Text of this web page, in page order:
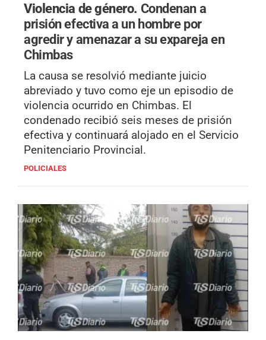
Violencia de género. Condenan a
prisión efectiva a un hombre por
agredir y amenazar a su expareja en
Chimbas
La causa se resolvió mediante juicio
abreviado y tuvo como eje un episodio de
violencia ocurrido en Chimbas. El
condenado recibió seis meses de prisión
efectiva y continuará alojado en el Servicio
Penitenciario Provincial.
POLICIALES